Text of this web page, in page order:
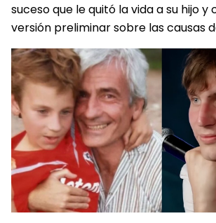
suceso que le quitó la vida a su hijo y
versión preliminar sobre las causas